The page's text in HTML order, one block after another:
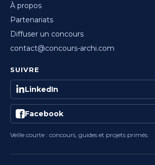
À propos
Partenariats
Diffuser un concours
contact@concours-archi.com
SUIVRE
LinkedIn
Facebook
Veille courte : concours, guides et projets primés.